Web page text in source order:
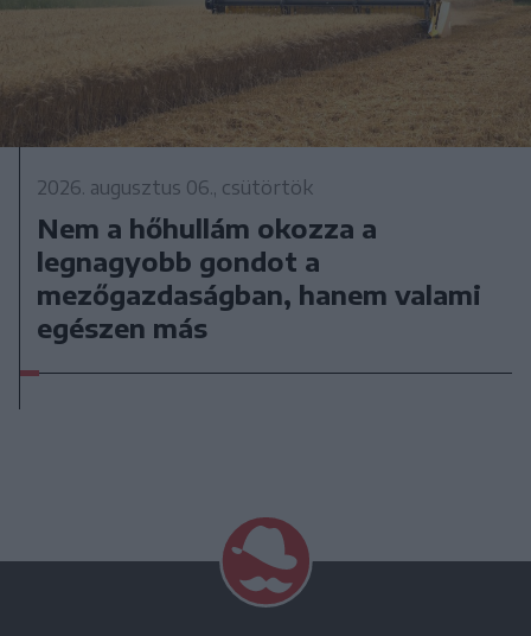
2026. augusztus 06., csütörtök
Nem a hőhullám okozza a
legnagyobb gondot a
mezőgazdaságban, hanem valami
egészen más